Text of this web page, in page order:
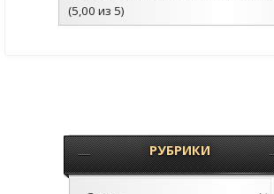
(5,00 из 5)
РУБРИКИ